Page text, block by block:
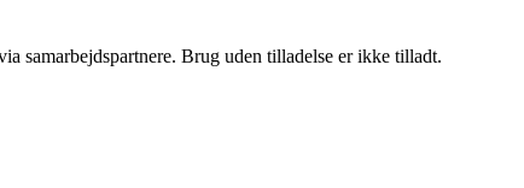
samarbejdspartnere. Brug uden tilladelse er ikke tilladt.